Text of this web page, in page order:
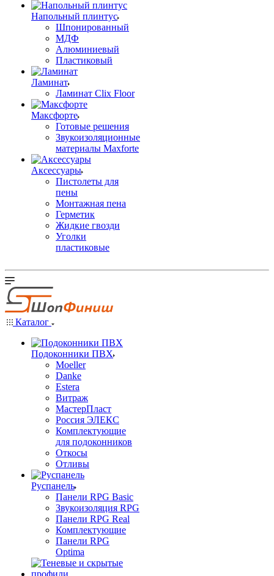
Напольный плинтус
Шпонированный
МДФ
Алюминиевый
Пластиковый
Ламинат
Ламинат Clix Floor
Максфорте
Готовые решения
Звукоизоляционные
материалы Maxforte
Аксессуары
Пистолеты для
пены
Монтажная пена
Герметик
Жидкие гвозди
Уголки
пластиковые
Каталог
Подоконники ПВХ
Moeller
Danke
Estera
Витраж
МастерПласт
Россия ЭЛЕКС
Комплектующие
для подоконников
Откосы
Отливы
Руспанель
Панели RPG Basic
Звукоизоляция RPG
Панели RPG Real
Комплектующие
Панели RPG
Optima